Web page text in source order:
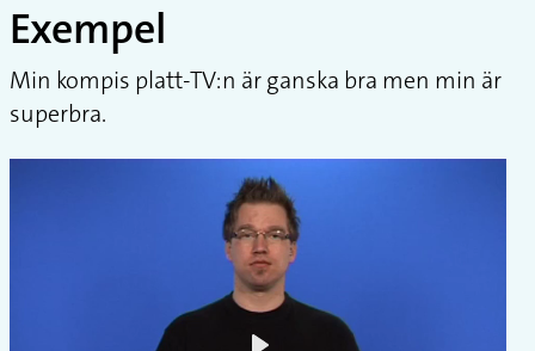
Exempel
Min kompis platt-TV:n är ganska bra men min är
superbra.